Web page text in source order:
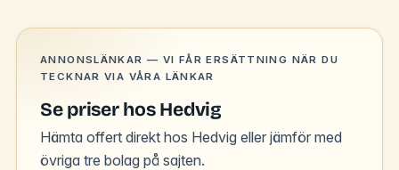
ANNONSLÄNKAR — VI FÅR ERSÄTTNING NÄR DU
TECKNAR VIA VÅRA LÄNKAR
Se priser hos Hedvig
Hämta offert direkt hos Hedvig eller jämför med
övriga tre bolag på sajten.